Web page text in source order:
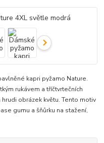
kapri pyžamo Nature.
rukávem a tříčtvrtečních
obrázek květu. Tento motiv
gumu a šňůrku na stažení,